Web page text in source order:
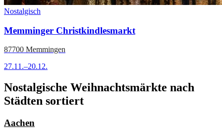
Nostalgisch
Memminger Christkindlesmarkt
87700 Memmingen
27.11.–20.12.
Nostalgische Weihnachtsmärkte nach
Städten sortiert
Aachen